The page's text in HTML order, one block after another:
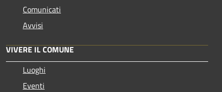
Comunicati
Avvisi
VIVERE IL COMUNE
Luoghi
Eventi